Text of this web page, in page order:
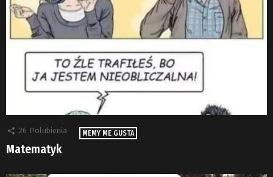
26 Polubienia MEMY ME GUSTA
Matematyk